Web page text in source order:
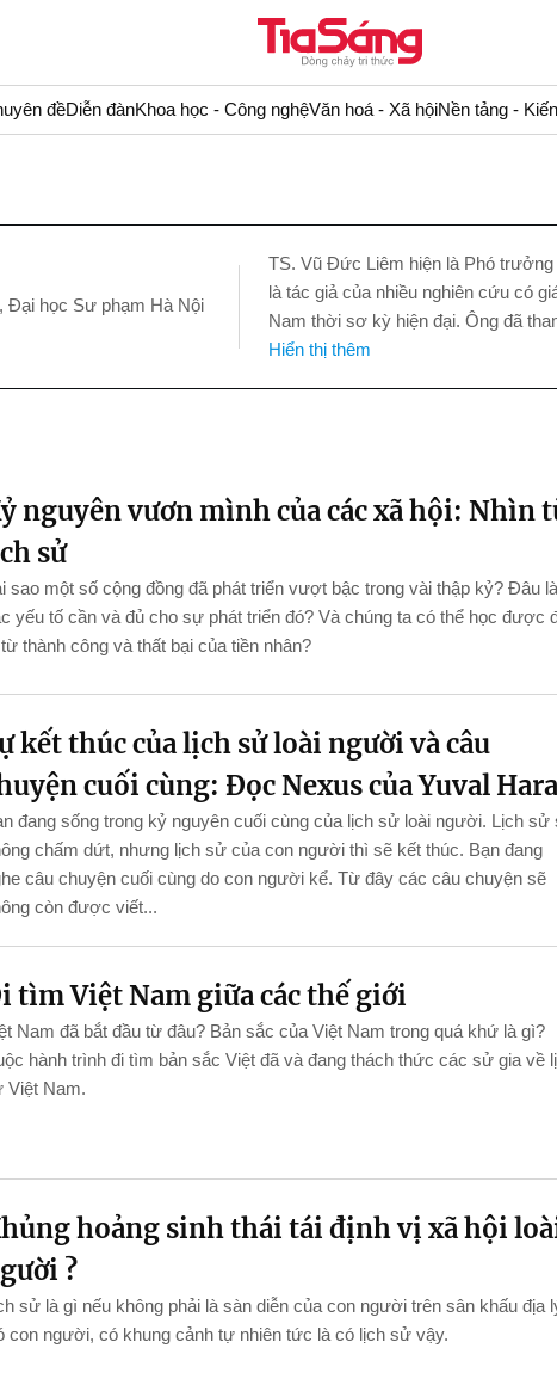
đềDiễn đànKhoa học - Công nghệVăn hoá - Xã hộiNền tảng -
Đại học Sư phạm Hà Nội
TS. Vũ Đức Liêm hiện là Phó
là tác giả của nhiều nghiên cứu có
Nam thời sơ kỳ hiện đại. Ông đã
Hiển thị thêm
nguyên vươn mình của các xã hội: Nhìn
sử
sao một số cộng đồng đã phát triển vượt bậc trong vài thập kỷ? Đâu là
yếu tố cần và đủ cho sự phát triển đó? Và chúng ta có thể học được
thành công và thất bại của tiền nhân?
kết thúc của lịch sử loài người và câu
cuối cùng: Đọc Nexus của Yuval
đang sống trong kỷ nguyên cuối cùng của lịch sử loài người. Lịch sử
chấm dứt, nhưng lịch sử của con người thì sẽ kết thúc. Bạn đang
câu chuyện cuối cùng do con người kể. Từ đây các câu chuyện sẽ
còn được viết...
tìm Việt Nam giữa các thế giới
Nam đã bắt đầu từ đâu? Bản sắc của Việt Nam trong quá khứ là gì?
hành trình đi tìm bản sắc Việt đã và đang thách thức các sử gia về
Việt Nam.
hoảng sinh thái tái định vị xã hội
?
sử là gì nếu không phải là sàn diễn của con người trên sân khấu địa
con người, có khung cảnh tự nhiên tức là có lịch sử vậy.